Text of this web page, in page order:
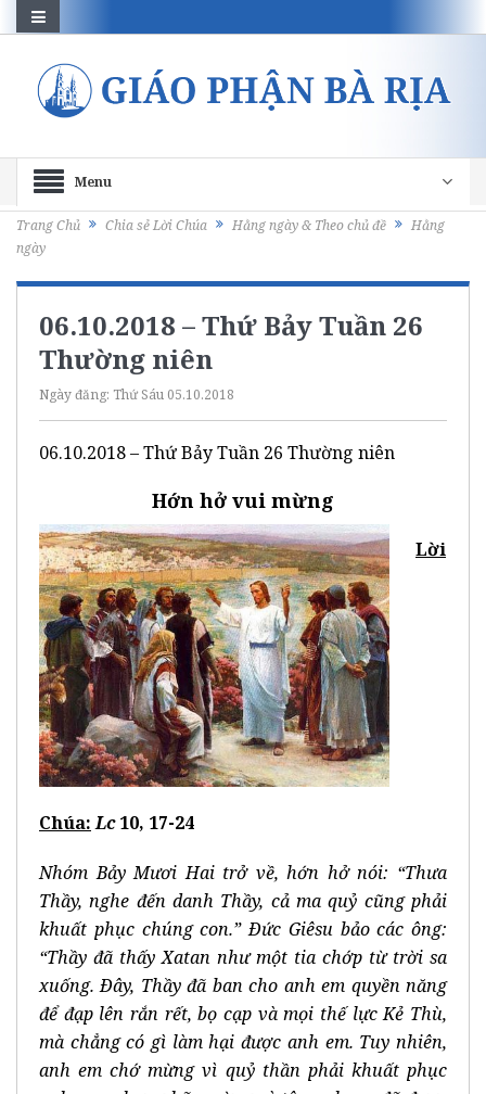
Menu
Trang Chủ Chia sẻ Lời Chúa Hằng ngày & Theo chủ đề
Hằng
ngày
06.10.2018 – Thứ Bảy Tuần 26
Thường niên
Ngày đăng: Thứ Sáu 05.10.2018
06.10.2018 – Thứ Bảy Tuần 26 Thường niên
Hớn hở vui mừng
Lời
Chúa: Lc10, 17-24
Nhóm Bảy Mươi Hai trở về, hớn hở nói: “Thưa
Thầy, nghe đến danh Thầy, cả ma quỷ cũng phải
khuất phục chúng con.” Ðức Giêsu bảo các ông:
“Thầy đã thấy Xatan như một tia chớp từ trời sa
xuống. Ðây, Thầy đã ban cho anh em quyền năng
để đạp lên rắn rết, bọ cạp và mọi thế lực Kẻ Thù,
mà chẳng có gì làm hại được anh em. Tuy nhiên,
anh em chớ mừng vì quỷ thần phải khuất phục